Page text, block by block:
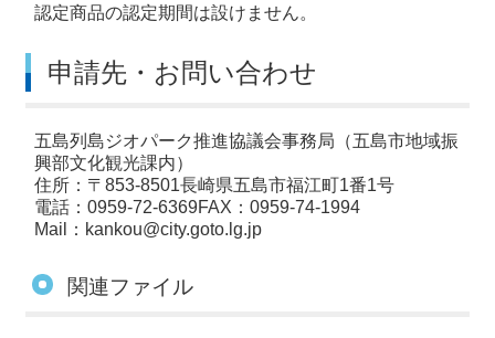
認定商品の認定期間は設けません。
申請先・お問い合わせ
五島列島ジオパーク推進協議会事務局（五島市地域振
興部文化観光課内）
住所：〒853-8501長崎県五島市福江町1番1号
電話：0959‐72‐6369FAX：0959‐74‐1994
Mail：kankou@city.goto.lg.jp
関連ファイル